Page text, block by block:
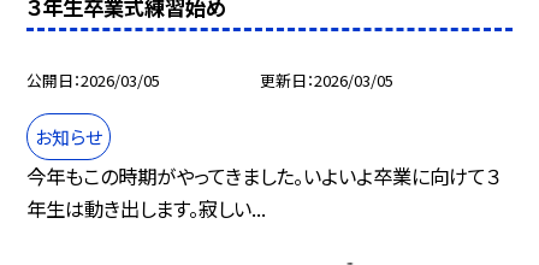
３年生卒業式練習始め
公開日 2026/03/05 更新日 2026/03/05
お知らせ
今年もこの時期がやってきました。いよいよ卒業に向けて３
年生は動き出します。寂しい...